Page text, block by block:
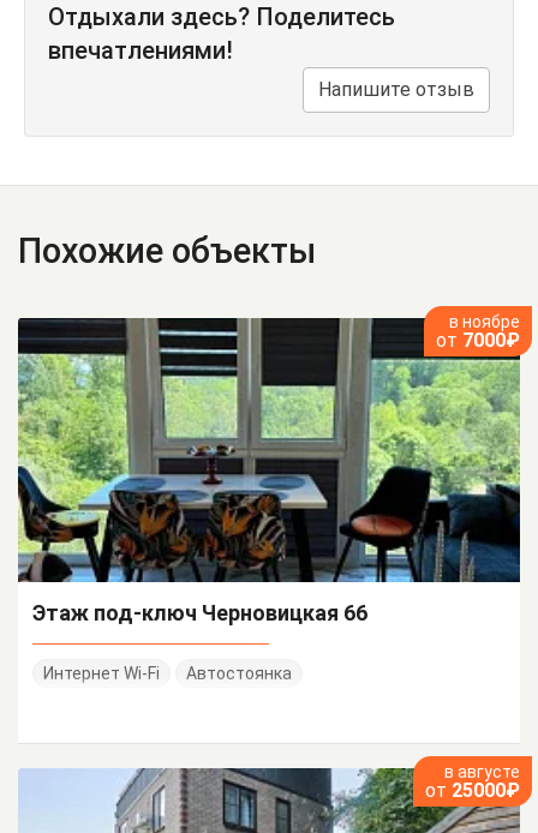
Отдыхали здесь? Поделитесь
впечатлениями!
Напишите отзыв
Похожие объекты
в ноябре
от 7000₽
Этаж под-ключ Черновицкая 66
Интернет Wi-Fi Автостоянка
в августе
от 25000₽